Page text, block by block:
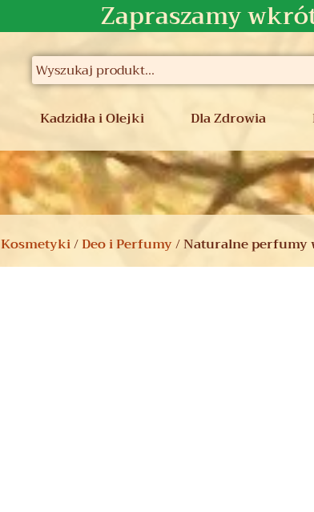
Zapraszamy
Kadzidła i Olejki Dla Zdrowia
Kosmetyki/Deo i Perfumy/ Naturalne perfumy